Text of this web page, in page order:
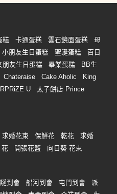
糕 卡通蛋糕 雲石鏡面蛋糕
母
小朋友生日蛋糕 聖誕蛋糕
百日
朋友生日蛋糕 畢業蛋糕
BB生
Chateraise Cake Aholic
King
U
太子餅店 Prince
求婚花束 保鮮花 乾花
求婚
開張花籃 向日葵 花束
到會 船河到會 屯門到會
派